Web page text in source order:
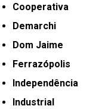
Cooperativa
Demarchi
Dom Jaime
Ferrazópolis
Independência
Industrial